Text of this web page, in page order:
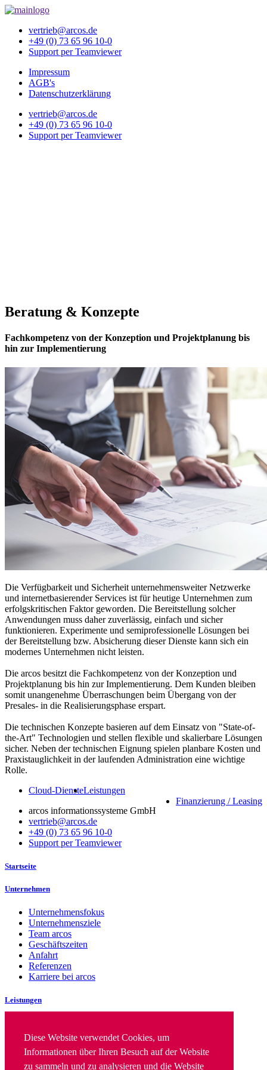
Diese Website verwendet Cookies, um
Informationen über Ihren Besuch auf der Website
zu sammeln und zu analysieren und die Website
vertrieb@arcos.de
+49 (0) 73 65 96 10-0
Support per Teamviewer
Impressum
AGB's
Datenschutzerklärung
vertrieb@arcos.de
+49 (0) 73 65 96 10-0
Support per Teamviewer
Beratung & Konzepte
Fachkompetenz von der Konzeption und Projektplanung bis
hin zur Implementierung
Die Verfügbarkeit und Sicherheit unternehmensweiter Netzwerke
und internetbasierender Services ist für heutige Unternehmen zum
erfolgskritischen Faktor geworden. Die Bereitstellung solcher
Anwendungen muss daher zuverlässig, einfach und sicher
funktionieren. Experimente und semiprofessionelle Lösungen bei
der Bereitstellung bzw. Absicherung dieser Dienste kann sich ein
modernes Unternehmen nicht leisten.
Die arcos besitzt die Fachkompetenz von der Konzeption und
Projektplanung bis hin zur Implementierung. Dem Kunden bleiben
somit unangenehme Überraschungen beim Übergang von der
Presales- in die Realisierungsphase erspart.
Die technischen Konzepte basieren auf dem Einsatz von "State-of-
the-Art" Technologien und stellen flexible und skalierbare Lösungen
sicher. Neben der technischen Eignung spielen planbare Kosten und
Praxistauglichkeit in der laufenden Administration eine wichtige
Rolle.
Cloud-DiensteLeistungen
Finanzierung / Leasing
arcos informationssysteme GmbH
vertrieb@arcos.de
+49 (0) 73 65 96 10-0
Support per Teamviewer
Startseite
Unternehmen
Unternehmensfokus
Unternehmensziele
Team arcos
Geschäftszeiten
Anfahrt
Referenzen
Karriere bei arcos
Leistungen
IT Infrastruktur
Finanzierung|/ Leasing
Implementierung